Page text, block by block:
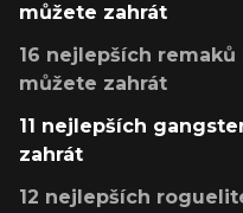
můžete zahrát
16 nejlepších
můžete zahrát
11 nejlepších
zahrát
12 nejlepších